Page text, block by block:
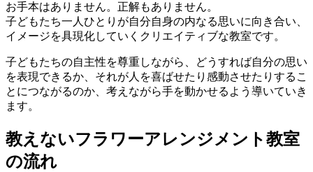
お手本はありません。正解もありません。
子どもたち一人ひとりが自分自身の内なる思いに向き合い、
イメージを具現化していくクリエイティブな教室です。
子どもたちの自主性を尊重しながら、どうすれば自分の思い
を表現できるか、それが人を喜ばせたり感動させたりするこ
とにつながるのか、考えながら手を動かせるよう導いていき
ます。
教えないフラワーアレンジメント教室
の流れ